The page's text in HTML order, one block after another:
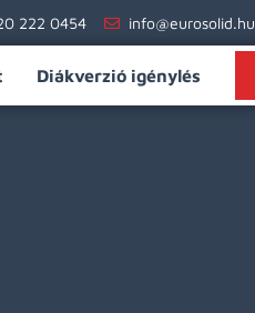
222 0454 info@eurosolid.hu
Diákverzió igénylés